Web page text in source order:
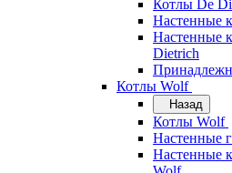
Котлы De
Настенные
Настенные
Dietrich
Котлы Wolf
Назад
Котлы Wolf
Настенные
Настенные